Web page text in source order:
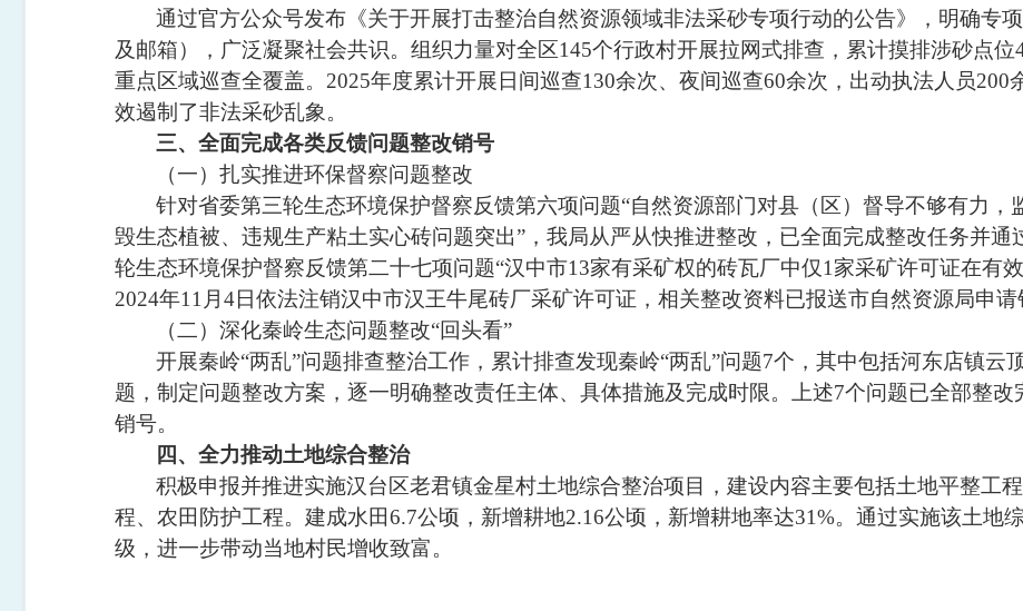
通过官方公众号发布《关于开展打击整治自然资源领域非法采砂专项行动的公告》，明确专
及邮箱），广泛凝聚社会共识。组织力量对全区145个行政村开展拉网式排查，累计摸排涉砂点
重点区域巡查全覆盖。2025年度累计开展日间巡查130余次、夜间巡查60余次，出动执法人员
效遏制了非法采砂乱象。
三、全面完成各类反馈问题整改销号
（一）扎实推进环保督察问题整改
针对省委第三轮生态环境保护督察反馈第六项问题“自然资源部门对县（区）督导不够有力，
毁生态植被、违规生产粘土实心砖问题突出”，我局从严从快推进整改，已全面完成整改任务并
轮生态环境保护督察反馈第二十七项问题“汉中市13家有采矿权的砖瓦厂中仅1家采矿许可证在有
2024年11月4日依法注销汉中市汉王牛尾砖厂采矿许可证，相关整改资料已报送市自然资源局申请
（二）深化秦岭生态问题整改“回头看”
开展秦岭“两乱”问题排查整治工作，累计排查发现秦岭“两乱”问题7个，其中包括河东店镇云
题，制定问题整改方案，逐一明确整改责任主体、具体措施及完成时限。上述7个问题已全部整
销号。
四、全力推动土地综合整治
积极申报并推进实施汉台区老君镇金星村土地综合整治项目，建设内容主要包括土地平整工
程、农田防护工程。 建成水田6.7公顷，新增耕地2.16公顷，新增耕地率达31%。通过实施该土地
级，进一步带动当地村民增收致富。